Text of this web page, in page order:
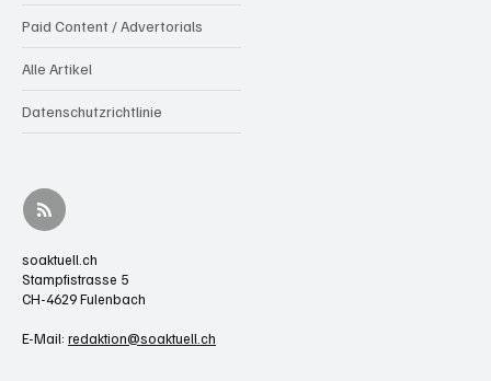
Paid Content / Advertorials
Alle Artikel
Datenschutzrichtlinie
soaktuell.ch
Stampfistrasse 5
CH-4629 Fulenbach
E-Mail: redaktion@soaktuell.ch